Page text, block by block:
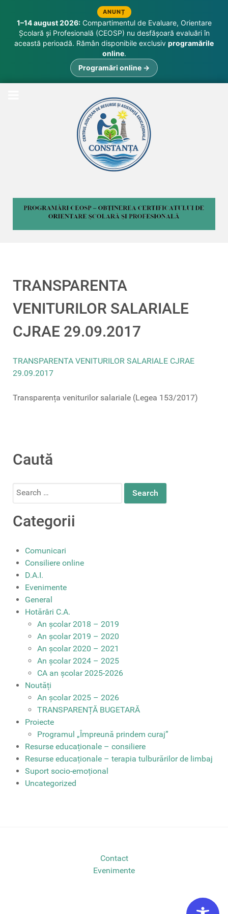
ANUNȚ
1–14 august 2026:Compartimentul de Evaluare, Orientare
Școlară și Profesională (CEOSP) nu desfășoară evaluări în
această perioadă. Rămân disponibile exclusiv programările
online.
Programări online →
TRANSPARENTA
VENITURILOR SALARIALE
CJRAE 29.09.2017
TRANSPARENTA VENITURILOR SALARIALE CJRAE
29.09.2017
Transparența veniturilor salariale (Legea 153/2017)
Caută
Search
Categorii
Comunicari
Consiliere online
D.A.I.
Evenimente
General
Hotărâri C.A.
An școlar 2018 – 2019
An școlar 2019 – 2020
An școlar 2020 – 2021
An școlar 2024 – 2025
CA an școlar 2025-2026
Noutăți
An școlar 2025 – 2026
TRANSPARENȚĂ BUGETARĂ
Proiecte
Programul „Împreună prindem curaj”
Resurse educaționale – consiliere
Resurse educaționale – terapia tulburărilor de limbaj
Suport socio-emoțional
Uncategorized
Contact
Evenimente